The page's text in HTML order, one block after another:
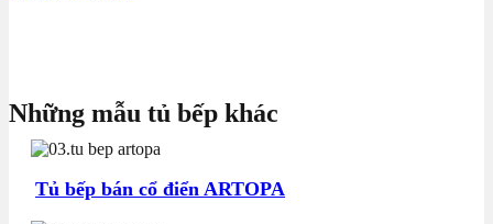
Những mẫu tủ bếp khác
Tủ bếp bán cổ điển ARTOPA